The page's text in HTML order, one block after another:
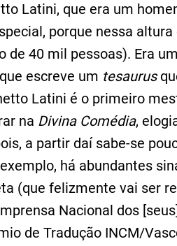
Latini, que era um
porque nessa
de 40 mil pessoas). Era
escreve um tesaurus
Latini é o primeiro
na Divina Comédia,
a partir daí sabe-se
há abundantes
(que felizmente vai ser
Nacional dos
de Tradução INCM/